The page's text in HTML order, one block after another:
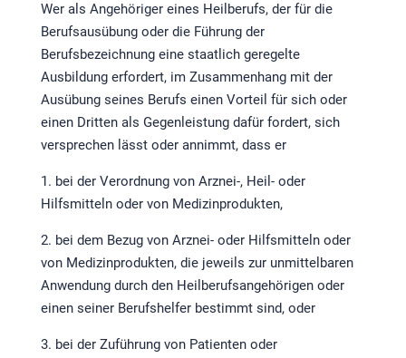
Wer als Angehöriger eines Heilberufs, der für die
Berufsausübung oder die Führung der
Berufsbezeichnung eine staatlich geregelte
Ausbildung erfordert, im Zusammenhang mit der
Ausübung seines Berufs einen Vorteil für sich oder
einen Dritten als Gegenleistung dafür fordert, sich
versprechen lässt oder annimmt, dass er
1. bei der Verordnung von Arznei-, Heil- oder
Hilfsmitteln oder von Medizinprodukten,
2. bei dem Bezug von Arznei- oder Hilfsmitteln oder
von Medizinprodukten, die jeweils zur unmittelbaren
Anwendung durch den Heilberufsangehörigen oder
einen seiner Berufshelfer bestimmt sind, oder
3. bei der Zuführung von Patienten oder